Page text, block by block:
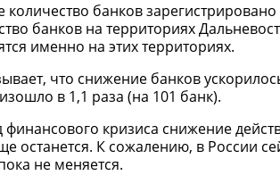
банков
банков на территориях
именно на этих территориях.
что снижение банков
в 1,1 раза (на 101 банк).
кризиса снижение
останется. К сожалению, в России
не меняется.